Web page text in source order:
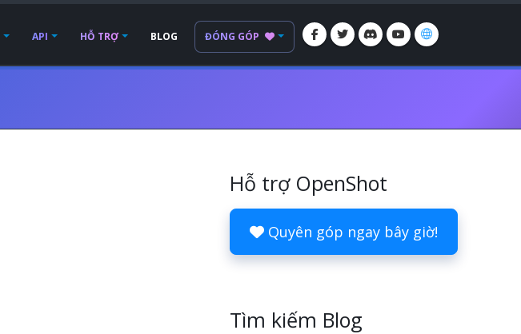
API HỖ TRỢ BLOG ĐÓNG GÓP
Hỗ trợ OpenShot
Quyên góp ngay bây giờ!
Tìm kiếm Blog